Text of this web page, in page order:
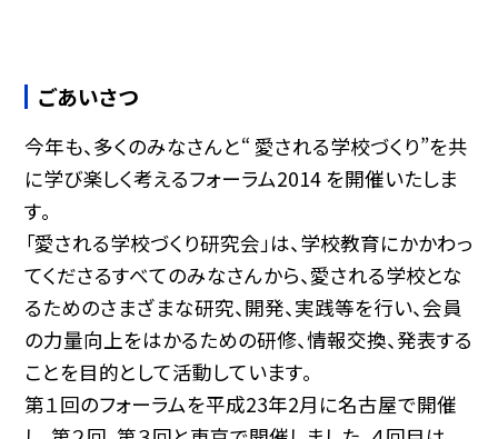
ごあいさつ
今年も、多くのみなさんと“ 愛される学校づくり”を共
に学び楽しく考えるフォーラム2014 を開催いたしま
す。
「愛される学校づくり研究会」は、学校教育にかかわっ
てくださるすべてのみなさんから、愛される学校とな
るためのさまざまな研究、開発、実践等を行い、会員
の力量向上をはかるための研修、情報交換、発表する
ことを目的として活動しています。
第１回のフォーラムを平成23年2月に名古屋で開催